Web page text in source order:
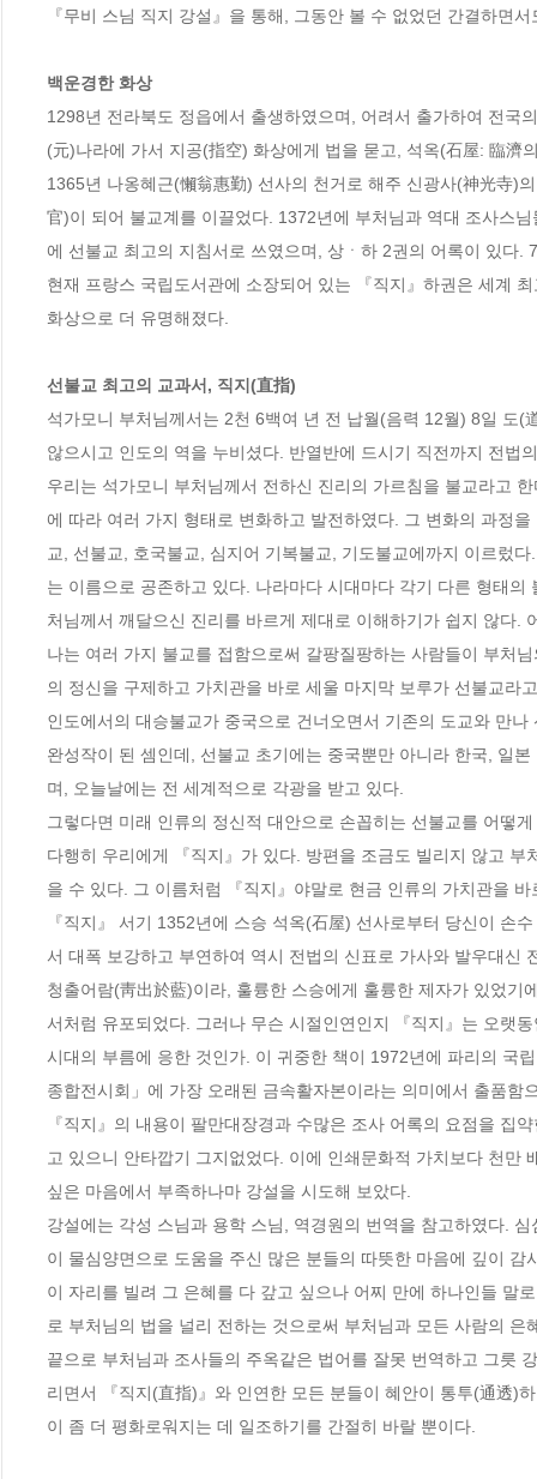
『무비 스님 직지 강설』을 통해, 그동안 볼 수 없었던 간결하면
백운경한 화상
1298년 전라북도 정읍에서 출생하였으며, 어려서 출가하여 전국
(元)나라에 가서 지공(指空) 화상에게 법을 묻고, 석옥(石屋: 臨濟
1365년 나옹혜근(懶翁惠勤) 선사의 천거로 해주 신광사(神光寺)
官)이 되어 불교계를 이끌었다. 1372년에 부처님과 역대 조사스
에 선불교 최고의 지침서로 쓰였으며, 상ㆍ하 2권의 어록이 있다
현재 프랑스 국립도서관에 소장되어 있는 『직지』하권은 세계
화상으로 더 유명해졌다.
선불교 최고의 교과서, 직지(直指)
석가모니 부처님께서는 2천 6백여 년 전 납월(음력 12월) 8일 도
않으시고 인도의 역을 누비셨다. 반열반에 드시기 직전까지 전법
우리는 석가모니 부처님께서 전하신 진리의 가르침을 불교라고
에 따라 여러 가지 형태로 변화하고 발전하였다. 그 변화의 과정
교, 선불교, 호국불교, 심지어 기복불교, 기도불교에까지 이르렀
는 이름으로 공존하고 있다. 나라마다 시대마다 각기 다른 형태
처님께서 깨달으신 진리를 바르게 제대로 이해하기가 쉽지 않다.
나는 여러 가지 불교를 접함으로써 갈팡질팡하는 사람들이 부처
의 정신을 구제하고 가치관을 바로 세울 마지막 보루가 선불교라
인도에서의 대승불교가 중국으로 건너오면서 기존의 도교와 만
완성작이 된 셈인데, 선불교 초기에는 중국뿐만 아니라 한국, 일
며, 오늘날에는 전 세계적으로 각광을 받고 있다.
그렇다면 미래 인류의 정신적 대안으로 손꼽히는 선불교를 어떻
다행히 우리에게 『직지』가 있다. 방편을 조금도 빌리지 않고
을 수 있다. 그 이름처럼 『직지』야말로 현금 인류의 가치관을
『직지』 서기 1352년에 스승 석옥(石屋) 선사로부터 당신이 손
서 대폭 보강하고 부연하여 역시 전법의 신표로 가사와 발우대신
청출어람(靑出於藍)이라, 훌륭한 스승에게 훌륭한 제자가 있었
서처럼 유포되었다. 그러나 무슨 시절인연인지 『직지』는 오랫
시대의 부름에 응한 것인가. 이 귀중한 책이 1972년에 파리의 국
종합전시회」에 가장 오래된 금속활자본이라는 의미에서 출품
『직지』의 내용이 팔만대장경과 수많은 조사 어록의 요점을 집
고 있으니 안타깝기 그지없었다. 이에 인쇄문화적 가치보다 천
싶은 마음에서 부족하나마 강설을 시도해 보았다.
강설에는 각성 스님과 용학 스님, 역경원의 번역을 참고하였다.
이 물심양면으로 도움을 주신 많은 분들의 따뜻한 마음에 깊이 감
이 자리를 빌려 그 은혜를 다 갚고 싶으나 어찌 만에 하나인들 말
로 부처님의 법을 널리 전하는 것으로써 부처님과 모든 사람의 은
끝으로 부처님과 조사들의 주옥같은 법어를 잘못 번역하고 그릇
리면서 『직지(直指)』와 인연한 모든 분들이 혜안이 통투(通透)
이 좀 더 평화로워지는 데 일조하기를 간절히 바랄 뿐이다.